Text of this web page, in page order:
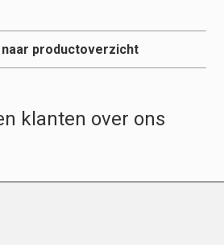
productoverzicht
klanten over ons